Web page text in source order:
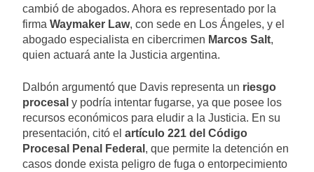
cambió de abogados. Ahora es representado por la
firma Waymaker Law, con sede en Los Ángeles, y el
abogado especialista en cibercrimen Marcos Salt,
quien actuará ante la Justicia argentina.
Dalbón argumentó que Davis representa un riesgo
procesal y podría intentar fugarse, ya que posee los
recursos económicos para eludir a la Justicia. En su
presentación, citó el artículo 221 del Código
Procesal Penal Federal , que permite la detención en
casos donde exista peligro de fuga o entorpecimiento